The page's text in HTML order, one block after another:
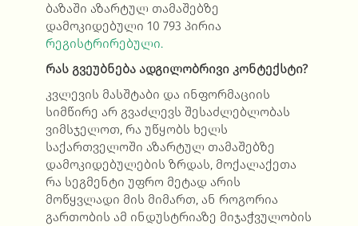
ბაზაში აზარტულ თამაშებზე
დამოკიდებული 10 793 პირია
რეგისტრირებული.
რას გვეუბნება ადგილობრივი კონტექსტი?
კვლევის მასშტაბი და ინფორმაციის
სიმწირე არ გვაძლევს შესაძლებლობას
ვიმსჯელოთ, რა უწყობს ხელს
საქართველოში აზარტულ თამაშებზე
დამოკიდებულების ზრდას, მოქალაქეთა
რა სეგმენტი უფრო მეტად არის
მოწყვლადი მის მიმართ, ან როგორია
გართობის ამ ინდუსტრიაზე მიჯაჭვულობის